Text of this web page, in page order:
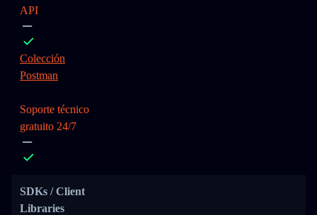
API
Colección
Postman
Soporte técnico
gratuito 24/7
SDKs / Client
Libraries